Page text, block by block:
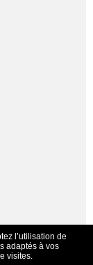
l’utilisation de
adaptés à vos
visites.